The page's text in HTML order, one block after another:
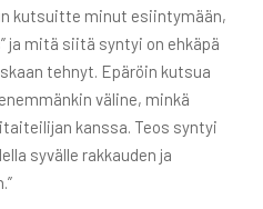
kutsuitte minut esiintymään,
ja mitä siitä syntyi on ehkäpä
tehnyt. Epäröin kutsua
väline, minkä
kanssa. Teos syntyi
syvälle rakkauden ja